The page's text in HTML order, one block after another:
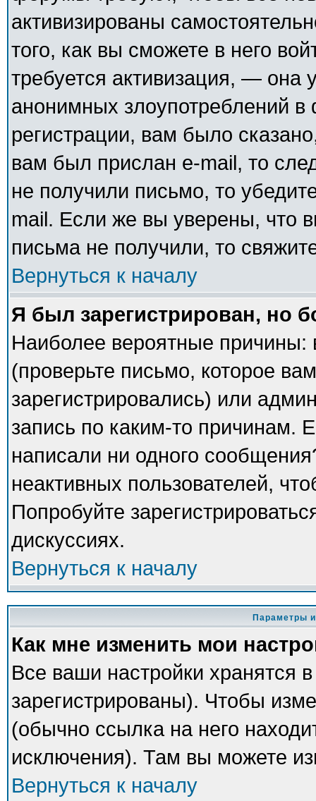
активизированы
того, как вы сможете в него
требуется активизация, — она
анонимных злоупотреблений
регистрации, вам было
вам был прислан e-mail, то
не получили письмо, то
mail. Если же вы уверены, что
письма не получили, то
Вернуться к началу
Я был зарегистрирован, но
Наиболее вероятные
(проверьте письмо, которое
зарегистрировались) или
запись по каким-то причинам.
написали ни одного
неактивных пользователей,
Попробуйте
дискуссиях.
Вернуться к началу
Параметры
Как мне изменить мои
Все ваши настройки хранятся
зарегистрированы). Чтобы
(обычно ссылка на него
исключения). Там вы можете
Вернуться к началу